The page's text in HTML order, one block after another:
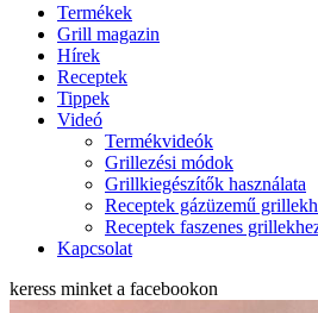
Termékek
Grill magazin
Hírek
Receptek
Tippek
Videó
Termékvideók
Grillezési módok
Grillkiegészítők használata
Receptek gázüzemű
Receptek faszenes
Kapcsolat
keress minket a facebookon